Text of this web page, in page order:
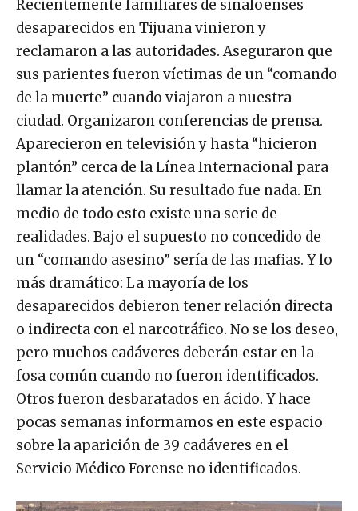
Recientemente familiares de sinaloenses
desaparecidos en Tijuana vinieron y
reclamaron a las autoridades. Aseguraron que
sus parientes fueron víctimas de un “comando
de la muerte” cuando viajaron a nuestra
ciudad. Organizaron conferencias de prensa.
Aparecieron en televisión y hasta “hicieron
plantón” cerca de la Línea Internacional para
llamar la atención. Su resultado fue nada. En
medio de todo esto existe una serie de
realidades. Bajo el supuesto no concedido de
un “comando asesino” sería de las mafias. Y lo
más dramático: La mayoría de los
desaparecidos debieron tener relación directa
o indirecta con el narcotráfico. No se los deseo,
pero muchos cadáveres deberán estar en la
fosa común cuando no fueron identificados.
Otros fueron desbaratados en ácido. Y hace
pocas semanas informamos en este espacio
sobre la aparición de 39 cadáveres en el
Servicio Médico Forense no identificados.